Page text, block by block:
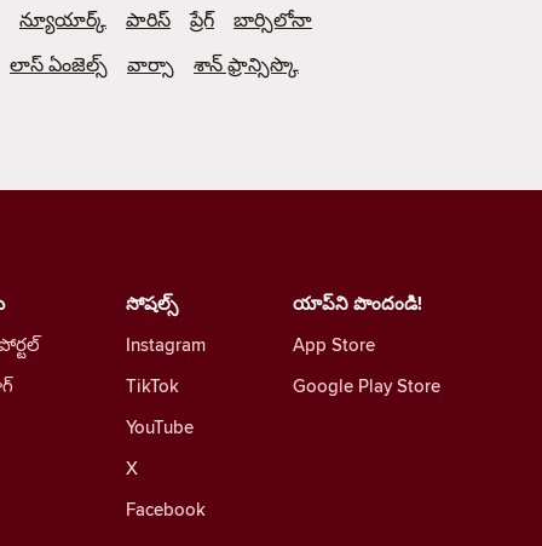
న్యూయార్క్ పారిస్ ప్రేగ్
బార్సిలోనా
లాస్ ఏంజెల్స్
వార్సా శాన్ ఫ్రాన్సిస్కొ
సోషల్స్
Instagram
TikTok
YouTube
X
Facebook
యాప్‌ని పొందండి!
App Store
Google Play Store